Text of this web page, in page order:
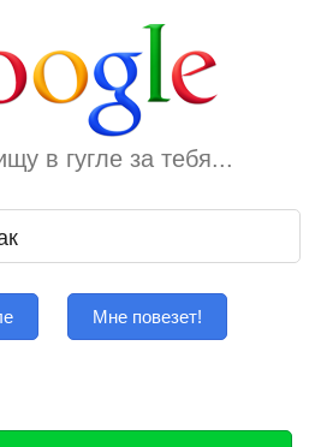
в гугле за тебя...
Мне повезет!